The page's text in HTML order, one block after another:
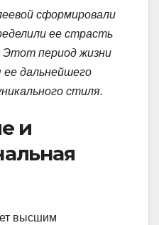
сформировали
ее страсть
Этот период жизни
дальнейшего
стиля.
и
высшим